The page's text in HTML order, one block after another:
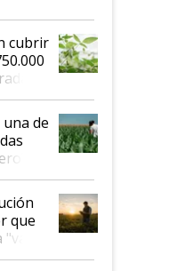
cubrir
de
y
de
El
clave
que
a